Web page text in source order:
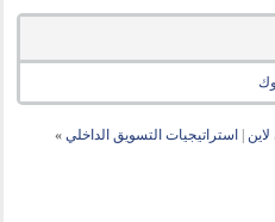
استراتيجيات التسويق الداخلي »